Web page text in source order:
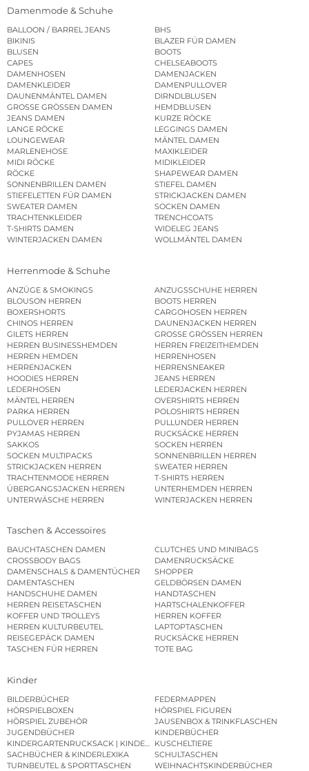
Damenmode & Schuhe
BALLOON / BARREL JEANS
BHS
BIKINIS
BLAZER FÜR DAMEN
BLUSEN
BOOTS
CAPES
CHELSEABOOTS
DAMENHOSEN
DAMENJACKEN
DAMENKLEIDER
DAMENPULLOVER
DAUNENMÄNTEL DAMEN
DIRNDLBLUSEN
GROSSE GRÖSSEN DAMEN
HEMDBLUSEN
JEANS DAMEN
KURZE RÖCKE
LANGE RÖCKE
LEGGINGS DAMEN
LOUNGEWEAR
MÄNTEL DAMEN
MARLENEHOSE
MAXIKLEIDER
MIDI RÖCKE
MIDIKLEIDER
RÖCKE
SHAPEWEAR DAMEN
SONNENBRILLEN DAMEN
STIEFEL DAMEN
STIEFELETTEN FÜR DAMEN
STRICKJACKEN DAMEN
SWEATER DAMEN
SOCKEN DAMEN
TRACHTENKLEIDER
TRENCHCOATS
T-SHIRTS DAMEN
WIDELEG JEANS
WINTERJACKEN DAMEN
WOLLMÄNTEL DAMEN
Herrenmode & Schuhe
ANZÜGE & SMOKINGS
ANZUGSSCHUHE HERREN
BLOUSON HERREN
BOOTS HERREN
BOXERSHORTS
CARGOHOSEN HERREN
CHINOS HERREN
DAUNENJACKEN HERREN
GILETS HERREN
GROSSE GRÖSSEN HERREN
HERREN BUSINESSHEMDEN
HERREN FREIZEITHEMDEN
HERREN HEMDEN
HERRENHOSEN
HERRENJACKEN
HERRENSNEAKER
HOODIES HERREN
JEANS HERREN
LEDERHOSEN
LEDERJACKEN HERREN
MÄNTEL HERREN
OVERSHIRTS HERREN
PARKA HERREN
POLOSHIRTS HERREN
PULLOVER HERREN
PULLUNDER HERREN
PYJAMAS HERREN
RUCKSÄCKE HERREN
SAKKOS
SOCKEN HERREN
SOCKEN MULTIPACKS
SONNENBRILLEN HERREN
STRICKJACKEN HERREN
SWEATER HERREN
TRACHTENMODE HERREN
T-SHIRTS HERREN
ÜBERGANGSJACKEN HERREN
UNTERHEMDEN HERREN
UNTERWÄSCHE HERREN
WINTERJACKEN HERREN
Taschen & Accessoires
BAUCHTASCHEN DAMEN
CLUTCHES UND MINIBAGS
CROSSBODY BAGS
DAMENRUCKSÄCKE
DAMENSCHALS & DAMENTÜCHER
SHOPPER
DAMENTASCHEN
GELDBÖRSEN DAMEN
HANDSCHUHE DAMEN
HANDTASCHEN
HERREN REISETASCHEN
HARTSCHALENKOFFER
KOFFER UND TROLLEYS
HERREN KOFFER
HERREN KULTURBEUTEL
LAPTOPTASCHEN
REISEGEPÄCK DAMEN
RUCKSÄCKE HERREN
TASCHEN FÜR HERREN
TOTE BAG
Kinder
BILDERBÜCHER
FEDERMAPPEN
HÖRSPIELBOXEN
HÖRSPIEL FIGUREN
HÖRSPIEL ZUBEHÖR
JAUSENBOX & TRINKFLASCHEN
JUGENDBÜCHER
KINDERBÜCHER
KINDERGARTENRUCKSACK | KINDERGARTENBEUTEL
KUSCHELTIERE
SACHBÜCHER & KINDERLEXIKA
SCHULTASCHEN
TURNBEUTEL & SPORTTASCHEN
WEIHNACHTSKINDERBÜCHER